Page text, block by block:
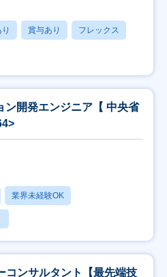
賞与あり フレックス
ン開発エンジニア【 中央省
業界未経験OK
コンサルタント【最先端技